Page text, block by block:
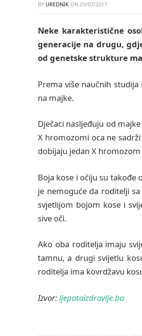
BY UREDNIK ON 03/07/2017
Neke karakteristične
generacije na drugu,
od genetske strukture
Prema više naučnih
na majke.
Dječaci nasljeđuju od
X hromozomi oca ne
dobijaju jedan X
Boja kose i očiju su takođe
je nemoguće da roditelji
svjetlijom bojom kose i
sive oči.
Ako oba roditelja imaju
tamnu, a drugi svijetlu
roditelja ima kovrdžavu
Izvor:ljepotaizdravlje.ba